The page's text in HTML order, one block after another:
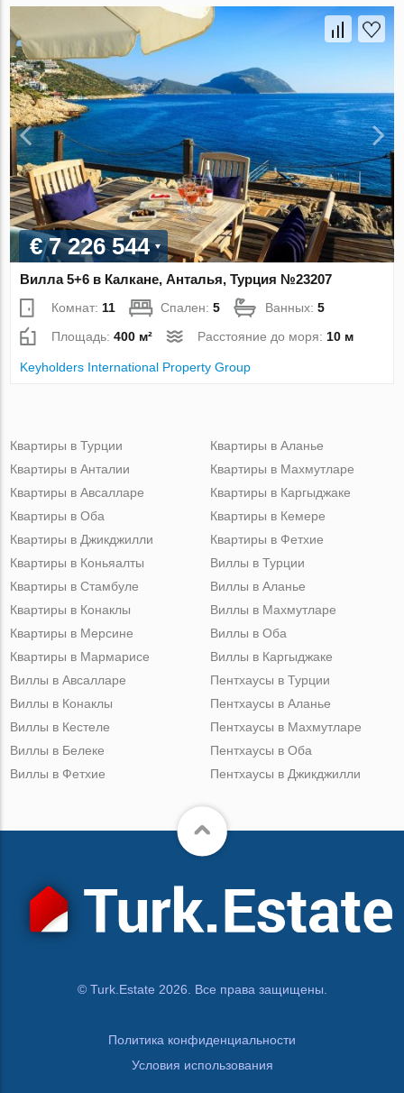
€ 7 226 544
Вилла 5+6 в Калкане, Анталья, Турция №23207
Комнат: 11 Спален:5 Ванных:5
Площадь:400 м² Расстояние до моря: 10 м
Keyholders International Property Group
Квартиры в Турции
Квартиры в Анталии
Квартиры в Авсалларе
Квартиры в Оба
Квартиры в Джикджилли
Квартиры в Аланье
Квартиры в Махмутларе
Квартиры в Каргыджаке
Квартиры в Кемере
Квартиры в Фетхие
Квартиры в Коньяалты
Квартиры в Стамбуле
Квартиры в Конаклы
Квартиры в Мерсине
Квартиры в Мармарисе
Виллы в Турции
Виллы в Аланье
Виллы в Махмутларе
Виллы в Оба
Виллы в Каргыджаке
Виллы в Авсалларе
Виллы в Конаклы
Виллы в Кестеле
Виллы в Белеке
Виллы в Фетхие
Пентхаусы в Турции
Пентхаусы в Аланье
Пентхаусы в Махмутларе
Пентхаусы в Оба
Пентхаусы в Джикджилли
© Turk.Estate 2026. Все права защищены.
Политика конфиденциальности
Условия использования